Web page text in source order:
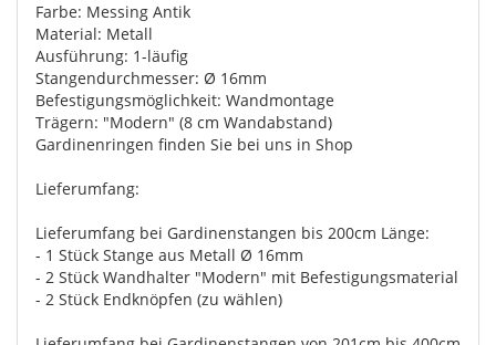
Farbe: Messing Antik
Material: Metall
Ausführung: 1-läufig
Stangendurchmesser: Ø 16mm
Befestigungsmöglichkeit: Wandmontage
Trägern: "Modern" (8 cm Wandabstand)
Gardinenringen finden Sie bei uns in Shop
Lieferumfang:
Lieferumfang bei Gardinenstangen bis 200cm Länge:
- 1 Stück Stange aus Metall Ø 16mm
- 2 Stück Wandhalter "Modern" mit Befestigungsmaterial
- 2 Stück Endknöpfen (zu wählen)